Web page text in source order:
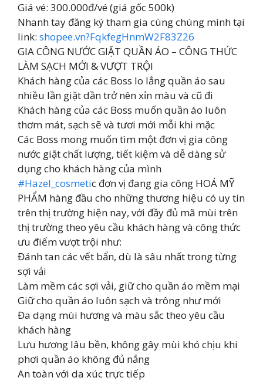
Giá vé: 300.000đ/vé (giá gốc 500k)
Nhanh tay đăng ký tham gia cùng chúng mình tại
link: shopee.vn?FqkfegHnmW2F83Z26
GIA CÔNG NƯỚC GIẶT QUẦN ÁO – CÔNG THỨC
LÀM SẠCH MỚI & VƯỢT TRỘI
Khách hàng của các Boss lo lắng quần áo sau
nhiều lần giặt dần trở nên xỉn màu và cũ đi
Khách hàng của các Boss muốn quần áo luôn
thơm mát, sạch sẽ và tươi mới mỗi khi mặc
Các Boss mong muốn tìm một đơn vị gia công
nước giặt chất lượng, tiết kiệm và dễ dàng sử
dụng cho khách hàng của mình
#Hazel_cosmetic đơn vị đang gia công HOÁ MỸ
PHẨM hàng đầu cho những thương hiệu có uy tín
trên thị trường hiện nay, với đầy đủ mã mùi trên
thị trường theo yêu cầu khách hàng và công thức
ưu điểm vượt trội như:
Đánh tan các vết bẩn, dù là sâu nhất trong từng
sợi vải
Làm mềm các sợi vải, giữ cho quần áo mềm mại
Giữ cho quần áo luôn sạch và trông như mới
Đa dạng mùi hương và màu sắc theo yêu cầu
khách hàng
Lưu hương lâu bền, không gây mùi khó chịu khi
phơi quần áo không đủ nắng
An toàn với da xúc trực tiếp